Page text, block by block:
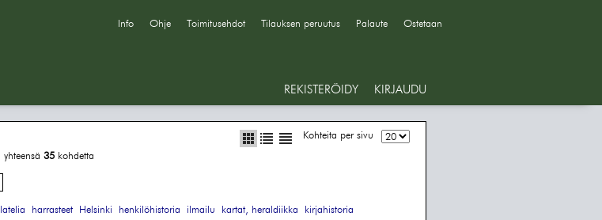
Info Ohje Toimitusehdot Tilauksen peruutus Palaute Ostetaan
REKISTERÖIDY KIRJAUDU
Kohteita per sivu
yhteensä 35 kohdetta
harrasteet Helsinki henkilöhistoria ilmailu kartat, heraldiikka
kirjahistoria